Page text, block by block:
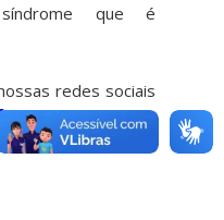
que é
redes sociais
.